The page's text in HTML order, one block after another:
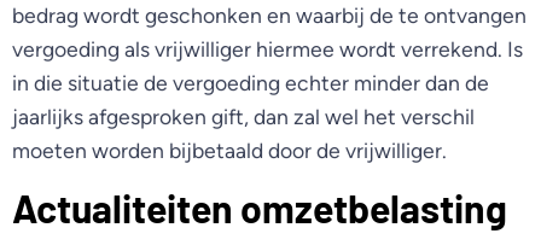
bedrag wordt geschonken en waarbij de te ontvangen
vergoeding als vrijwilliger hiermee wordt verrekend. Is
in die situatie de vergoeding echter minder dan de
jaarlijks afgesproken gift, dan zal wel het verschil
moeten worden bijbetaald door de vrijwilliger.
Actualiteiten omzetbelasting